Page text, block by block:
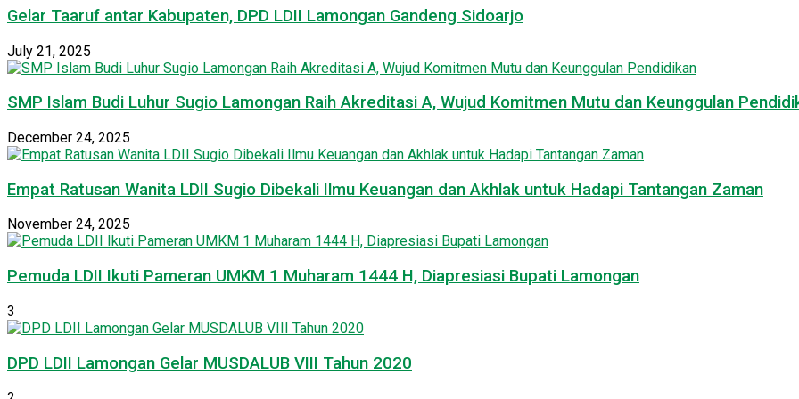
Gelar Taaruf antar Kabupaten, DPD LDII Lamongan Gandeng Sidoarjo
July 21, 2025
SMP Islam Budi Luhur Sugio Lamongan Raih Akreditasi A, Wujud Komitmen Mutu dan Keunggulan
December 24, 2025
Empat Ratusan Wanita LDII Sugio Dibekali Ilmu Keuangan dan Akhlak untuk Hadapi Tantangan Zaman
November 24, 2025
Pemuda LDII Ikuti Pameran UMKM 1 Muharam 1444 H, Diapresiasi Bupati Lamongan
3
DPD LDII Lamongan Gelar MUSDALUB VIII Tahun 2020